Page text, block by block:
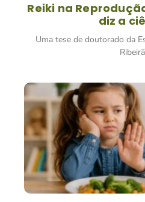
Reiki na
diz a
Uma tese de doutorado da